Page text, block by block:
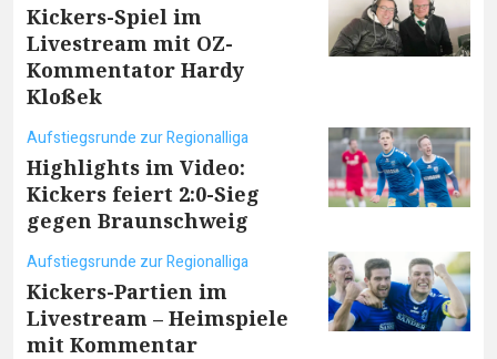
Kickers-Spiel im
Livestream mit OZ-
Kommentator Hardy
Kloßek
Aufstiegsrunde zur Regionalliga
Highlights im Video:
Kickers feiert 2:0-Sieg
gegen Braunschweig
Aufstiegsrunde zur Regionalliga
Kickers-Partien im
Livestream – Heimspiele
mit Kommentar